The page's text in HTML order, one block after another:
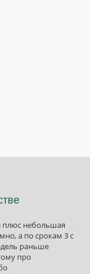
плюс небольшая
а по срокам 3 с
раньше
про